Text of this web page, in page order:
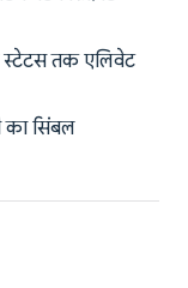
स्टेटस तक एलिवेट
का सिंबल